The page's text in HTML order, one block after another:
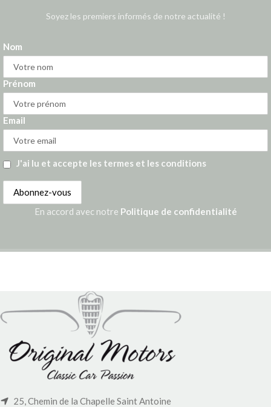
Soyez les premiers informés de notre actualité !
Nom
Prénom
Email
J'ai lu et accepte les termes et les conditions
En accord avec notre Politique de confidentialité
25, Chemin de la Chapelle Saint Antoine